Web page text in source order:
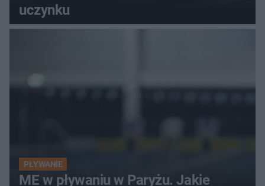
uczynku
PŁYWANIE
ME w pływaniu w Paryżu. Jakie